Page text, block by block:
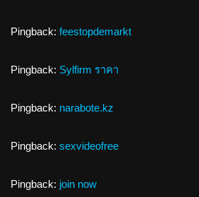
Pingback: feestopdemarkt
Pingback: Sylfirm ราคา
Pingback: narabote.kz
Pingback: sexvideofree
Pingback: join now